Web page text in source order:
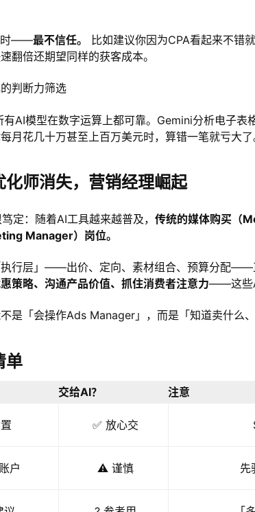
时——最不信任。
比如建议你因为CPA看起来不
翻倍还期望同样的获客成本。
判断力筛选
有AI模型在数字运算上都可靠。Gemini分析电子
月花几十万甚至上百万美元时，算错一笔就亏大了
化师消失，营销经理崛起
定：随着AI工具越来越普及， 传统的媒体购买（
Manager）岗位。
行层」——出价、定向、素材组合、预算分配——
策略、沟通产品价值、抓住消费者注意力——这些
是「会操作Ads Manager」，而是「知道卖什么、
单
交给AI？ 注意
✅ 放心交
户 ⚠️ 谨慎 先